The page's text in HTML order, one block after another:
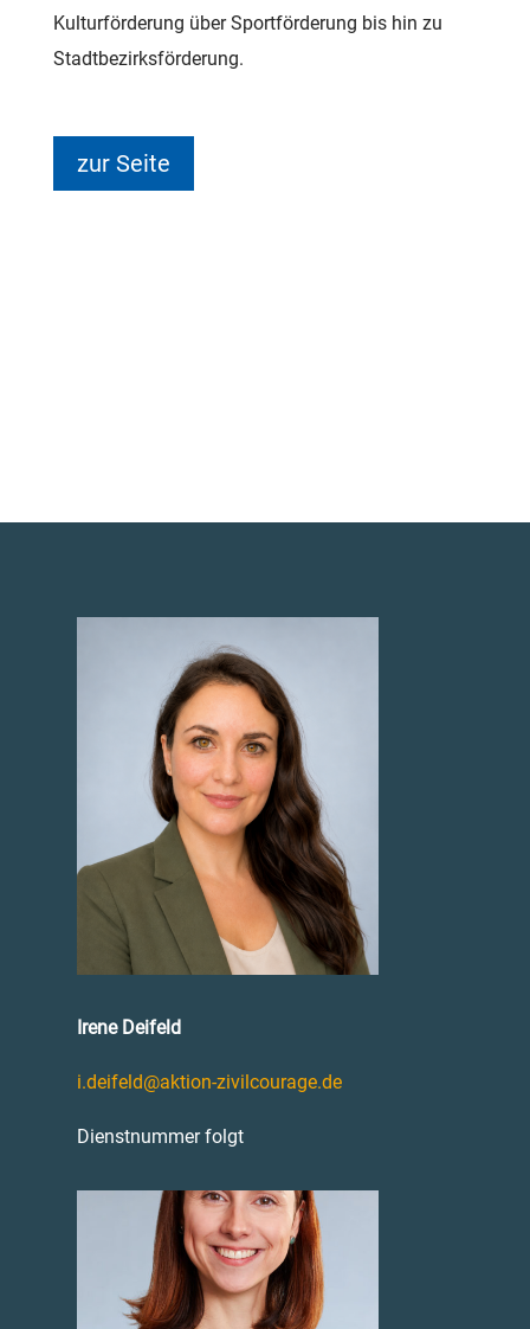
Kulturförderung über Sportförderung bis hin zu
Stadtbezirksförderung.
zur Seite
Irene Deifeld
i.deifeld@aktion-zivilcourage.de
Dienstnummer folgt